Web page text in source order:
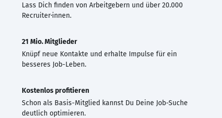
Lass Dich finden von Arbeitgebern und über 20.000
Recruiter·innen.
21 Mio. Mitglieder
Knüpf neue Kontakte und erhalte Impulse für ein
besseres Job-Leben.
Kostenlos profitieren
Schon als Basis-Mitglied kannst Du Deine Job-Suche
deutlich optimieren.